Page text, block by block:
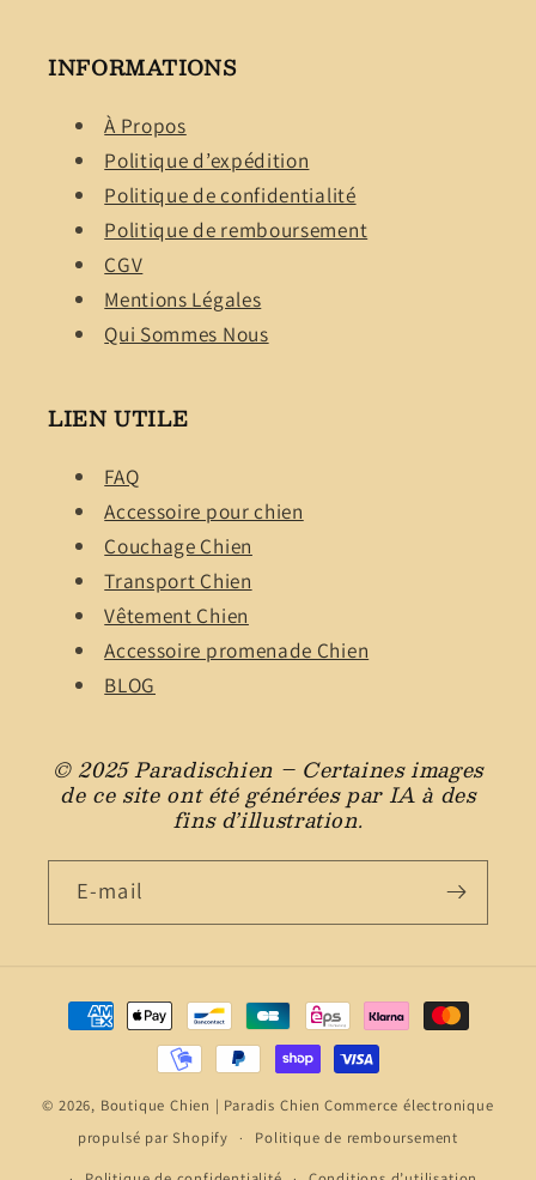
INFORMATIONS
À Propos
Politique d’expédition
Politique de confidentialité
Politique de remboursement
CGV
Mentions Légales
Qui Sommes Nous
LIEN UTILE
FAQ
Accessoire pour chien
Couchage Chien
Transport Chien
Vêtement Chien
Accessoire promenade Chien
BLOG
© 2025 Paradischien – Certaines images
de ce site ont été générées par IA à des
fins d’illustration.
E-mail
Moyens
de
© 2026, Boutique Chien | Paradis Chien Commerce électronique
propulsé par Shopify
Politique de remboursement